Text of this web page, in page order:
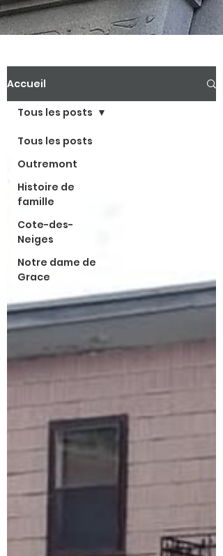
Accueil
Tous les posts
Outremont
Histoire de
famille
Cote-des-
Neiges
Notre dame de
Grace
Tous les posts